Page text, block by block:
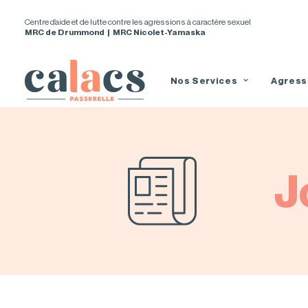
Centre d’aide et de lutte contre les agressions à caractère sexuel
MRC de Drummond | MRC Nicolet-Yamaska
Nos Services